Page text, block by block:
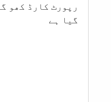
رپورٹ کارڈ کھو
گيا ہے